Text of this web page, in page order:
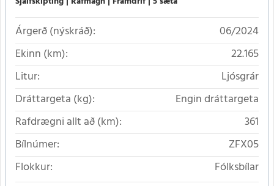
Árgerð (nýskráð):
06/2024
Ekinn (km):
22.165
Litur:
Ljósgrár
Dráttargeta (kg):
Engin dráttargeta
Rafdrægni allt að (km):
361
Bílnúmer:
ZFX05
Flokkur:
Fólksbílar